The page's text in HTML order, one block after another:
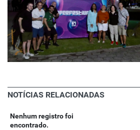
NOTÍCIAS RELACIONADAS
Nenhum registro foi
encontrado.